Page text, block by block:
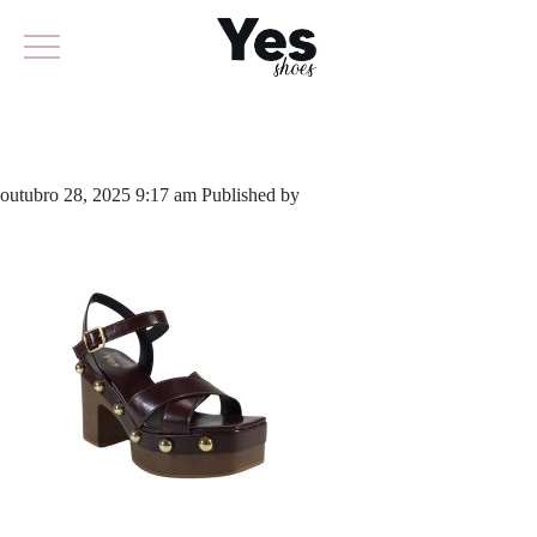
outubro 28, 2025 9:17 am Published by